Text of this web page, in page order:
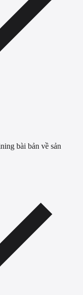
bài bản về sản